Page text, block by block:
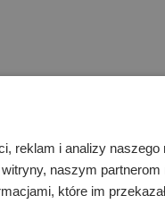
reklam i analizy naszego
naszym
które im